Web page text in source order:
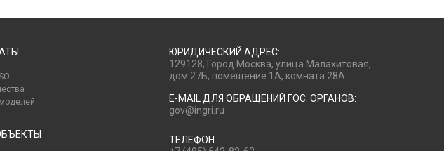
ЮРИДИЧЕСКИЙ АДРЕС:
129128, Город Москва, улица Малахитовая,
дом 27Б, помещение 1А, комната 28А
E-MAIL ДЛЯ ОБРАЩЕНИЙ ГОС. ОРГАНОВ:
gov@ingri.ru
ТЕЛЕФОН: